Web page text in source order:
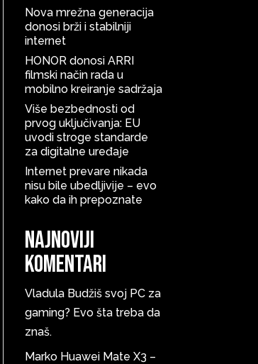
Nova mrežna generacija
donosi brži i stabilniji
internet
HONOR donosi ARRI
filmski način rada u
mobilno kreiranje sadržaja
Više bezbednosti od
prvog uključivanja: EU
uvodi stroge standarde
za digitalne uređaje
Internet prevare nikada
nisu bile ubedljivije – evo
kako da ih prepoznate
Najnoviji
komentari
Vladula Budžiš svoj PC za
gaming? Evo šta treba da
znaš.
Marko Huawei Mate X3 –